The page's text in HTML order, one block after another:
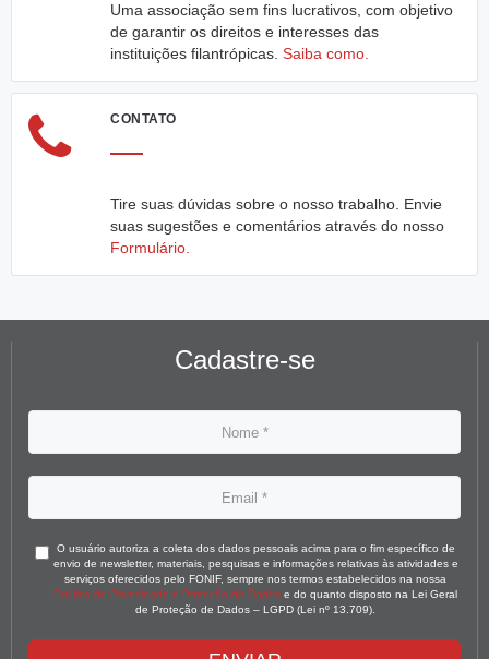
Uma associação sem fins lucrativos, com objetivo
de garantir os direitos e interesses das
instituições filantrópicas. Saiba como.
CONTATO
Tire suas dúvidas sobre o nosso trabalho. Envie
suas sugestões e comentários através do nosso
Formulário.
Cadastre-se
O usuário autoriza a coleta dos dados pessoais acima para o fim específico de
envio de newsletter, materiais, pesquisas e informações relativas às atividades e
serviços oferecidos pelo FONIF, sempre nos termos estabelecidos na nossa
Política de Privacidade e Proteção de Dados e do quanto disposto na Lei Geral
de Proteção de Dados – LGPD (Lei nº 13.709).